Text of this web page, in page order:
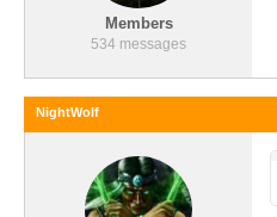
Members
534 messages
NightWolf